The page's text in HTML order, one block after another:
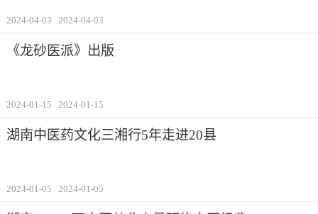
2024-04-03 2024-04-03
《龙砂医派》出版
2024-01-15 2024-01-15
湖南中医药文化三湘行5年走进20县
2024-01-05 2024-01-05